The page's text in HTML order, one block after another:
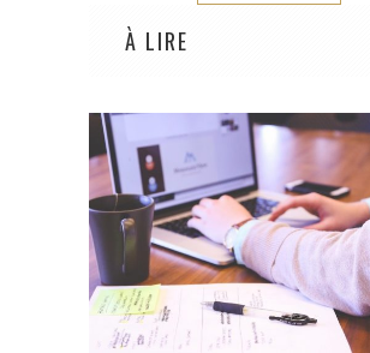
À LIRE